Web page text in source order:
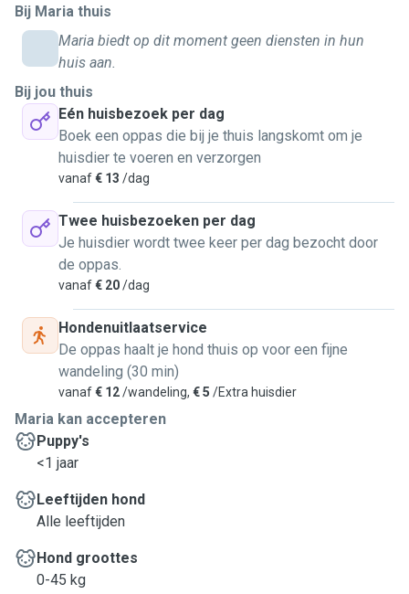
Bij Maria thuis
Maria biedt op dit moment geen diensten in hun
huis aan.
Bij jou thuis
Eén huisbezoek per dag
Boek een oppas die bij je thuis langskomt om je
huisdier te voeren en verzorgen
vanaf€ 13 /dag
Twee huisbezoeken per dag
Je huisdier wordt twee keer per dag bezocht door
de oppas.
vanaf€ 20/dag
Hondenuitlaatservice
De oppas haalt je hond thuis op voor een fijne
wandeling (30 min)
vanaf€ 12/wandeling, € 5 /Extra huisdier
Maria kan accepteren
Puppy's
<1 jaar
Leeftijden hond
Alle leeftijden
Hond groottes
0-45 kg